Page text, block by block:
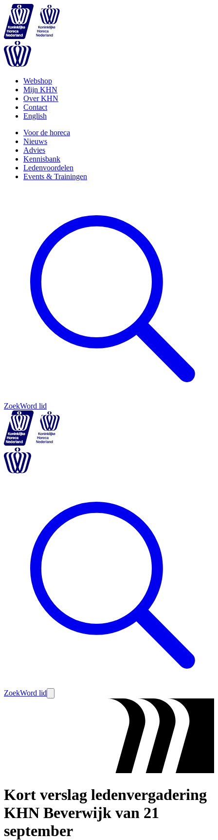
Webshop
Mijn KHN
Over KHN
Contact
English
Voor de horeca
Nieuws
Advies
Kennisbank
Ledenvoordelen
Events & Trainingen
ZoekWord lid
ZoekWord lid
Kort verslag ledenvergadering
KHN Beverwijk van 21
september